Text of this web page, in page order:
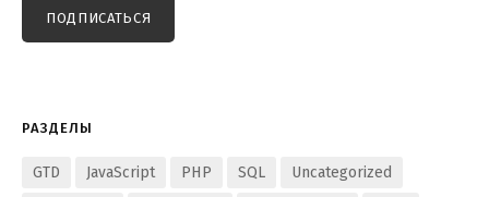
ПОДПИСАТЬСЯ
РАЗДЕЛЫ
GTD JavaScript PHP SQL
Uncategorized